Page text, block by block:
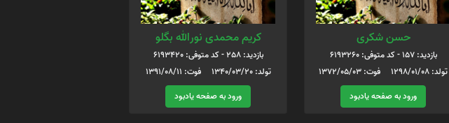
حسن شکری
بازدید: 157 - کد متوفی: 6193260
تولد: 1298/01/08 فوت: 1372/05/03
ورود به صفحه یادبود
کریم محمدی نورالله بگلو
بازدید: 258 - کد متوفی: 6193420
تولد: 1340/03/20 فوت: 1391/08/11
ورود به صفحه یادبود